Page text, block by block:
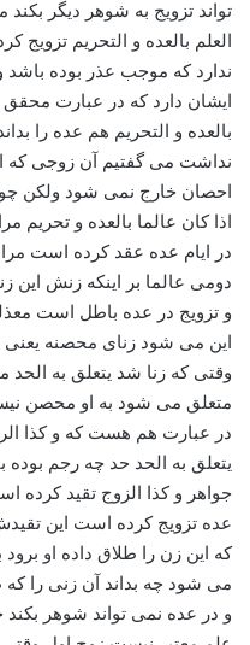
تواند تزویج به شوهر دیگر
العلم بالعده و التحریم
ندارد که موجب عذر بوده
ایشان دارد که در عبارت محقق
بالعده و التحریم هم عده را
نداشت می گفتیم آن زوجی که
احصان خارج نمی شود ولکن
اذا کان عالما بالعده و
در ایام عده عقد کرده است
دومی عالما بر اینکه زنش این
و تزویج در عده باطل است
این می شود زنای محصنه
وقتی که زنا شد یتعلق به
متعلق می شود به او محصن
در عبارت هم هست که و کذا
یتعلق به الحد حد چه رجم بوده
جواهر و کذا الزوج تقید کرده
عده تزویج کرده است این
که این زن را طلاق داده او برود
می شود چه بداند آن زنی را
و در عده نمی تواند شوهر بکند